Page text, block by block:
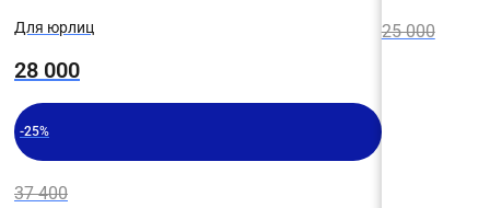
Для юрлиц
28 000
-25%
37 400
25 000